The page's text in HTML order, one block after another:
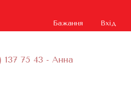
Бажання Вхід
137 75 43 - Анна